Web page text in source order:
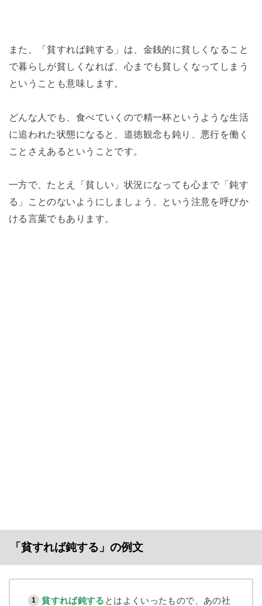
また、「貧すれば鈍する」は、金銭的に貧しくなること
で暮らしが貧しくなれば、心までも貧しくなってしまう
ということも意味します。
どんな人でも、食べていくので精一杯というような生活
に追われた状態になると、道徳観念も鈍り、悪行を働く
ことさえあるということです。
一方で、たとえ「貧しい」状況になっても心まで「鈍す
る」ことのないようにしましょう、という注意を呼びか
ける言葉でもあります。
「貧すれば鈍する」の例文
貧すれば鈍する とはよくいったもので、あの社